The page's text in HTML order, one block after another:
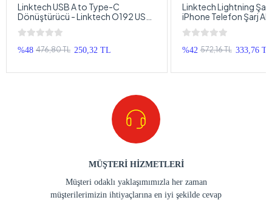
Linktech USB A to Type-C
Dönüştürücü - Linktech O192 USB
A Girişi Type-C Girişine Çeviren
Adaptör
%48 476,80 TL 250,32 TL
Linktech Lightning
iPhone Telefon Şarj
Lightning Kablolu
Cihazı
%42 572,16 TL 333,76 TL
MÜŞTERİ HİZMETLERİ
Müşteri odaklı yaklaşımımızla her zaman
müşterilerimizin ihtiyaçlarına en iyi şekilde cevap